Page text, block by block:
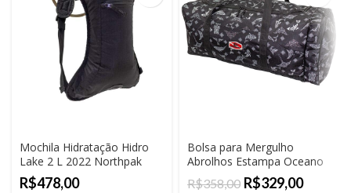
Mochila Hidratação Hidro
Lake 2 L 2022 Northpak
R$
Bolsa para Mergulho
Abrolhos Estampa Oceano
Northpak
R$358,00 R$329,00